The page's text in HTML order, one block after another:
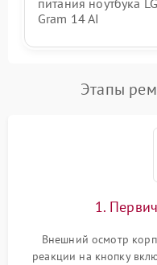
Gram 14 AI
Этапы
1.
Внешний осмотр
реакции на кнопку